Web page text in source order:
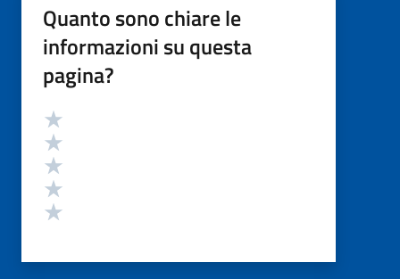
Quanto sono chiare le
informazioni su questa
pagina?
Valutazione